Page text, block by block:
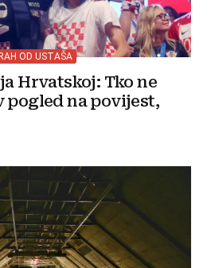
OD USTAŠA
Hrvatskoj: Tko ne
pogled na povijest,